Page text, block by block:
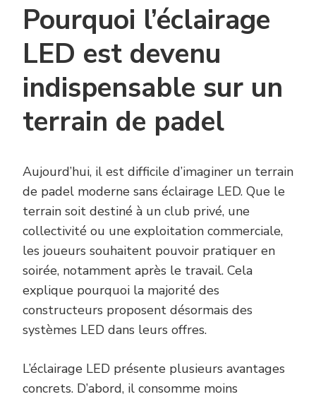
Pourquoi l’éclairage
LED est devenu
indispensable sur un
terrain de padel
Aujourd’hui, il est difficile d’imaginer un terrain
de padel moderne sans éclairage LED. Que le
terrain soit destiné à un club privé, une
collectivité ou une exploitation commerciale,
les joueurs souhaitent pouvoir pratiquer en
soirée, notamment après le travail. Cela
explique pourquoi la majorité des
constructeurs proposent désormais des
systèmes LED dans leurs offres.
L’éclairage LED présente plusieurs avantages
concrets. D’abord, il consomme moins